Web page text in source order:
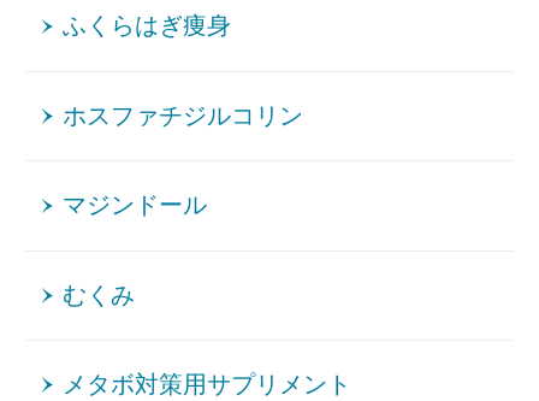
ふくらはぎ痩身
ホスファチジルコリン
マジンドール
むくみ
メタボ対策用サプリメント